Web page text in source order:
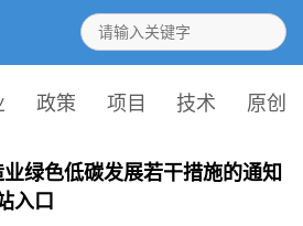
政策 项目 技术 原创
绿色低碳发展若干措施的通知
入口